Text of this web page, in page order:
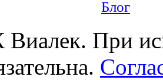
Блог
При